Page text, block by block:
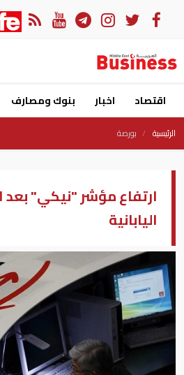
اقتصاد اخبار بنوك ومصارف
الرئيسية بورصة
ارتفاع مؤشر "نيكي" بعد
اليابانية